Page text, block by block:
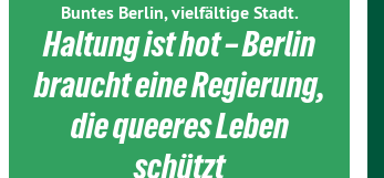
Buntes Berlin, vielfältige Stadt.
Haltung ist hot – Berlin
braucht eine Regierung,
die queeres Leben
schützt